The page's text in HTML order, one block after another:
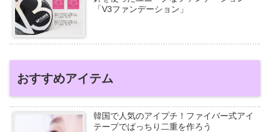
「V3ファンデーション」
おすすめアイテム
韓国で人気のアイプチ！ファイバー式アイ
テープでぱっちり二重を作ろう